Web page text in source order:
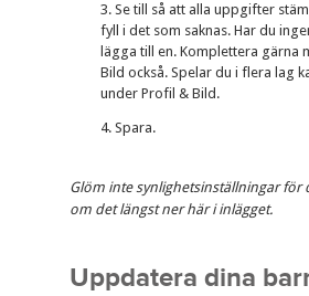
Se till så att alla uppgifter
fyll i det som saknas. Har du
lägga till en. Komplettera
Bild också. Spelar du i flera lag
under Profil & Bild.
Spara.
Glöm inte synlighetsinställningar för
om det längst ner här i inlägget.
Uppdatera dina